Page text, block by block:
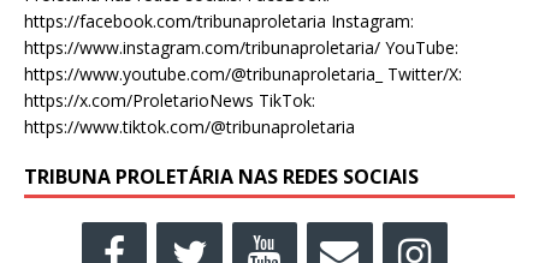
https://facebook.com/tribunaproletaria Instagram:
https://www.instagram.com/tribunaproletaria/ YouTube:
https://www.youtube.com/@tribunaproletaria_ Twitter/X:
https://x.com/ProletarioNews TikTok:
https://www.tiktok.com/@tribunaproletaria
TRIBUNA PROLETÁRIA NAS REDES SOCIAIS